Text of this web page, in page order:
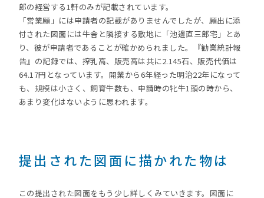
郎の経営する1軒のみが記載されています。
「営業願」には申請者の記載がありませんでしたが、願出に添
付された図面には牛舎と隣接する敷地に「池邊直三郎宅」とあ
り、彼が申請者であることが確かめられました。『勧業統計報
告』の記録では、搾乳高、販売高は共に2.145石、販売代価は
64.17円となっています。開業から6年経った明治22年になって
も、規模は小さく、飼育牛数も、申請時の牝牛1頭の時から、
あまり変化はないように思われます。
提出された図面に描かれた物は
この提出された図面をもう少し詳しくみていきます。図面に